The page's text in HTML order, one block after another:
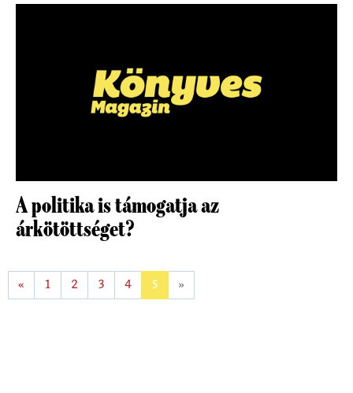
A politika is támogatja az
árkötöttséget?
« 1 2 3 4 5 »